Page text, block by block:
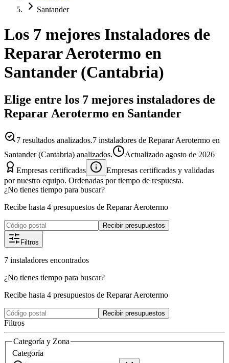
Santander
Los 7 mejores Instaladores de
Reparar Aerotermo en
Santander(Cantabria)
Elige entre los 7 mejores instaladores de
Reparar Aerotermo en Santander
7 resultados analizados.7 instaladores de Reparar Aerotermo en
Santander (Cantabria) analizados.
Actualizado agosto de 2026
Empresas certificadas
Empresas certificadas y validadas
por nuestro equipo. Ordenadas por tiempo de respuesta.
¿No tienes tiempo para buscar?
Recibe hasta 4 presupuestos de Reparar Aerotermo
Recibir presupuestos
Filtros
7 instaladores encontrados
¿No tienes tiempo para buscar?
Recibe hasta 4 presupuestos de Reparar Aerotermo
Recibir presupuestos
Filtros
Categoría y Zona
Categoría